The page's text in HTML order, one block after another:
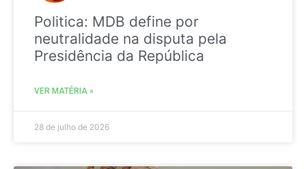
Politica: MDB define por
neutralidade na disputa pela
Presidência da República
VER MATÉRIA »
28 de julho de 2026